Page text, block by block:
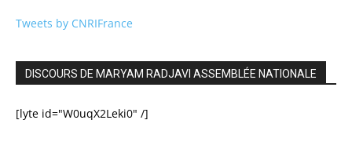
Tweets by CNRIFrance
DISCOURS DE MARYAM RADJAVI ASSEMBLÉE NATIONALE
[lyte id="W0uqX2Leki0" /]